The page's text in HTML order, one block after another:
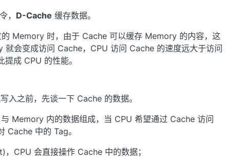
， D-Cache 缓存数据。
Memory 时，由于 Cache 可以缓存 Memory 的内容，这
就会变成访问 Cache，CPU 访问 Cache 的速度远大于访问
成 CPU 的性能。
入之前，先谈一下 Cache 的数据。
Memory 内的数据组成，当 CPU 希望通过 Cache 访问
Cache 中的 Tag。
CPU 会直接操作 Cache 中的数据；